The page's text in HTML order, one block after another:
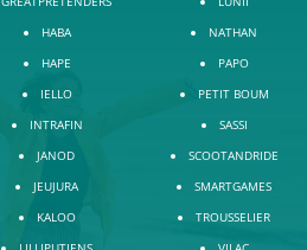
HABA
HAPE
IELLO
INTRAFIN
JANOD
JEUJURA
KALOO
NATHAN
PAPO
PETIT BOUM
SASSI
SCOOTANDRIDE
SMARTGAMES
TROUSSELIER